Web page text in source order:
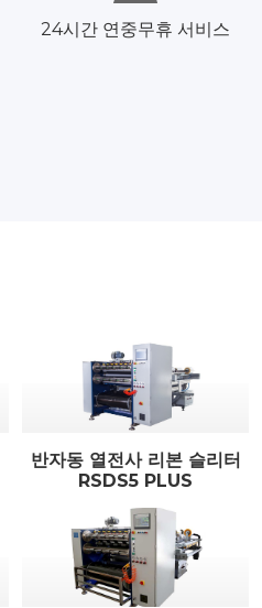
24시간 연중무휴 서비스
반자동 열전사 리본 슬리터
RSDS5 PLUS